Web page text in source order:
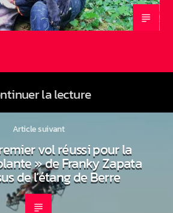
la lecture
Article suivant
vol réussi pour la
» de Franky Zapata
de l’étang de Berre